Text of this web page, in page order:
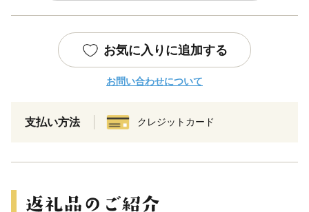
お気に入りに追加する
お問い合わせについて
支払い方法 クレジットカード